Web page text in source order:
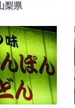
梨県